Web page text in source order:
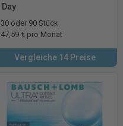
Day
30 oder 90 Stück
47,59 € pro Monat
Vergleiche 14 Preise